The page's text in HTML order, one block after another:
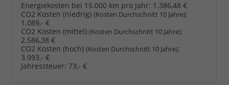
Energiekosten bei 15.000 km pro Jahr: 1.386,48 €
CO2 Kosten (niedrig) (Kosten Durchschnitt 10 Jahre):
1.089,- €
CO2 Kosten (mittel) (Kosten Durchschnitt 10 Jahre):
2.586,38 €
CO2 Kosten (hoch) (Kosten Durchschnitt 10 Jahre):
3.993,- €
Jahressteuer: 73,- €